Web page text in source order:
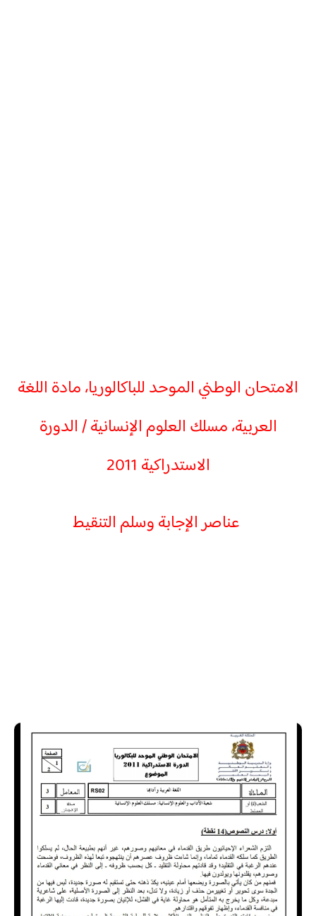
الامتحان الوطني الموحد للباكالوريا، مادة اللغة
العربية، مسلك العلوم الإنسانية / الدورة
الاستدراكية 2011
عناصر الإجابة وسلم التنقيط